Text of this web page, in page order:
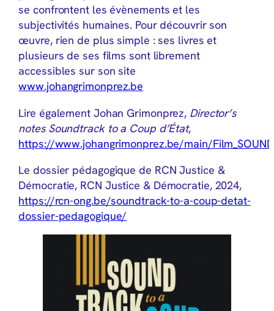
se confrontent les évènements et les
subjectivités humaines. Pour découvrir son
œuvre, rien de plus simple : ses livres et
plusieurs de ses films sont librement
accessibles sur son site
www.johangrimonprez.be
Lire également Johan Grimonprez, Director’s
notes Soundtrack to a Coup d’État,
https://www.johangrimonprez.be/main/
Le dossier pédagogique de RCN Justice &
Démocratie, RCN Justice & Démocratie, 2024,
https://rcn-ong.be/soundtrack-to-a-coup-detat-
dossier-pedagogique/